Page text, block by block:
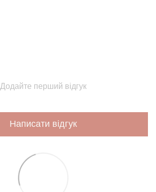
Додайте перший відгук
Написати відгук